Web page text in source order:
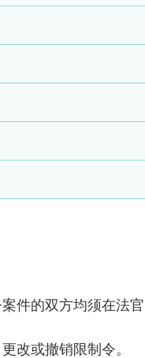
件的双方均须在法官
改或撤销限制令。